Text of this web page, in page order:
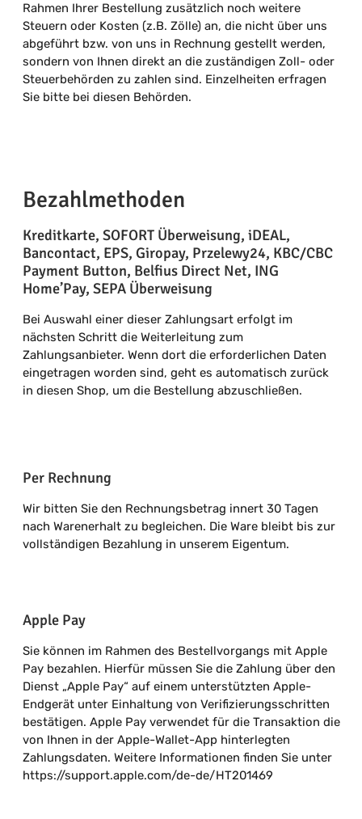
Rahmen Ihrer Bestellung zusätzlich noch weitere
Steuern oder Kosten (z.B. Zölle) an, die nicht über uns
abgeführt bzw. von uns in Rechnung gestellt werden,
sondern von Ihnen direkt an die zuständigen Zoll- oder
Steuerbehörden zu zahlen sind. Einzelheiten erfragen
Sie bitte bei diesen Behörden.
Bezahlmethoden
Kreditkarte, SOFORT Überweisung, iDEAL,
Bancontact, EPS, Giropay, Przelewy24, KBC/CBC
Payment Button, Belfius Direct Net, ING
Home’Pay, SEPA Überweisung
Bei Auswahl einer dieser Zahlungsart erfolgt im
nächsten Schritt die Weiterleitung zum
Zahlungsanbieter. Wenn dort die erforderlichen Daten
eingetragen worden sind, geht es automatisch zurück
in diesen Shop, um die Bestellung abzuschließen.
Per Rechnung
Wir bitten Sie den Rechnungsbetrag innert 30 Tagen
nach Warenerhalt zu begleichen. Die Ware bleibt bis zur
vollständigen Bezahlung in unserem Eigentum.
Apple Pay
Sie können im Rahmen des Bestellvorgangs mit Apple
Pay bezahlen. Hierfür müssen Sie die Zahlung über den
Dienst „Apple Pay“ auf einem unterstützten Apple-
Endgerät unter Einhaltung von Verifizierungsschritten
bestätigen. Apple Pay verwendet für die Transaktion die
von Ihnen in der Apple-Wallet-App hinterlegten
Zahlungsdaten. Weitere Informationen finden Sie unter
https://support.apple.com/de-de/HT201469